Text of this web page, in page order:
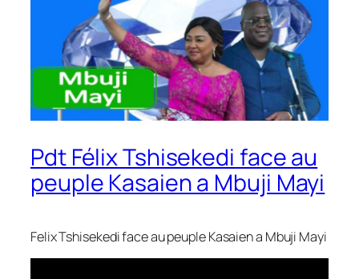
Pdt Félix Tshisekedi face au
peuple Kasaien a Mbuji Mayi
Felix Tshisekedi face au peuple Kasaien a Mbuji Mayi